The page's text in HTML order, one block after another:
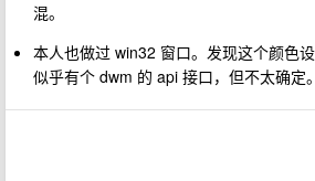
混。
本人也做过 win32 窗口。发现这个颜色
似乎有个 dwm 的 api 接口，但不太确定。